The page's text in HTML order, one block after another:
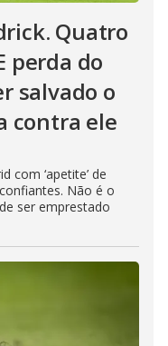
Quatro
perda do
salvado o
contra ele
com ‘apetite’ de
Não é o
ser emprestado